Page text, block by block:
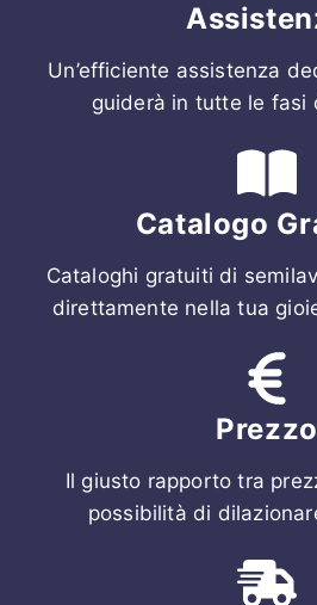
Un’efficiente assistenza
guiderà in tutte le fasi
Catalogo
Cataloghi gratuiti di
direttamente nella tua
Prezzo
Il giusto rapporto tra
possibilità di